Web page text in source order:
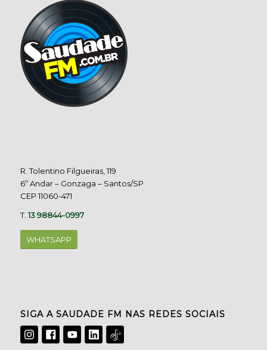
R. Tolentino Filgueiras, 119
6º Andar – Gonzaga – Santos/SP
CEP 11060-471
T.13 98844-0997
WHATSAPP
SIGA A SAUDADE FM NAS REDES SOCIAIS